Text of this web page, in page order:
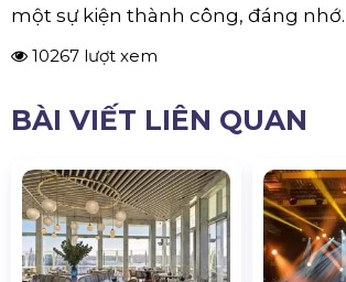
một sự kiện thành công, đáng nhớ.
10267 lượt xem
BÀI VIẾT LIÊN QUAN